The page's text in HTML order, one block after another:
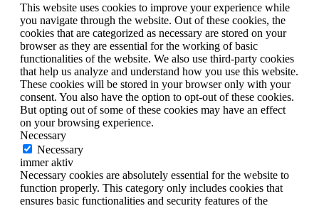
This website uses cookies to improve your experience while
you navigate through the website. Out of these cookies, the
cookies that are categorized as necessary are stored on your
browser as they are essential for the working of basic
functionalities of the website. We also use third-party cookies
that help us analyze and understand how you use this website.
These cookies will be stored in your browser only with your
consent. You also have the option to opt-out of these cookies.
But opting out of some of these cookies may have an effect
on your browsing experience.
Necessary
Necessary
immer aktiv
Necessary cookies are absolutely essential for the website to
function properly. This category only includes cookies that
ensures basic functionalities and security features of the